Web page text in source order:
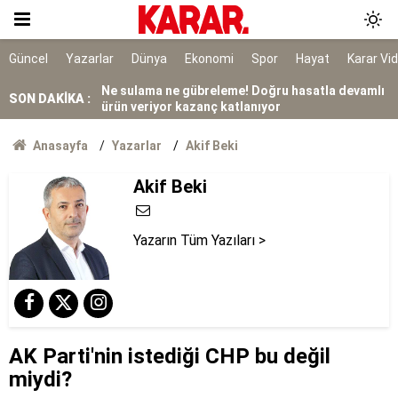
Güncel Yazarlar Dünya Ekonomi Spor Hayat Karar
SON DAKİKA :
Ne sade ne çikolatalı!
Küresel gıda fiyatları temmuzda uçtu
Ne sulama ne gübreleme! Doğru hasatla devamlı
ürün veriyor kazanç katlanıyor
Ahbap’ın yönetimi kayyuma devredildi
Üniversite kayıtları ne zaman başlıyor, ayın
kaçında? 2026-2027 YKS e-Kayıt ekranı ve
üniversite kaydı için istenen belgeler
Anasayfa Yazarlar Akif Beki
Akif Beki
Yazarın Tüm Yazıları >
AK Parti'nin istediği CHP bu değil
miydi?